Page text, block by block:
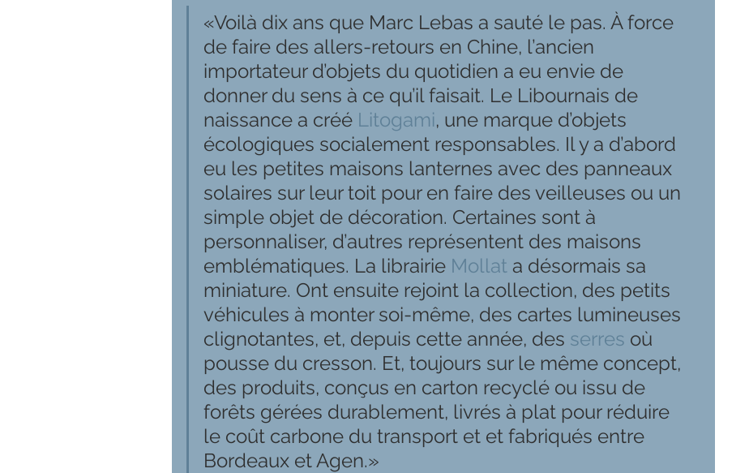
«Voilà dix ans que Marc Lebas a sauté le pas. À force
de faire des allers-retours en Chine, l’ancien
importateur d’objets du quotidien a eu envie de
donner du sens à ce qu’il faisait. Le Libournais de
naissance a créé Litogami, une marque d’objets
écologiques socialement responsables. Il y a d’abord
eu les petites maisons lanternes avec des panneaux
solaires sur leur toit pour en faire des veilleuses ou un
simple objet de décoration. Certaines sont à
personnaliser, d’autres représentent des maisons
emblématiques. La librairie Mollat a désormais sa
miniature. Ont ensuite rejoint la collection, des petits
véhicules à monter soi-même, des cartes lumineuses
clignotantes, et, depuis cette année, des serres où
pousse du cresson. Et, toujours sur le même concept,
des produits, conçus en carton recyclé ou issu de
forêts gérées durablement, livrés à plat pour réduire
le coût carbone du transport et et fabriqués entre
Bordeaux et Agen.»